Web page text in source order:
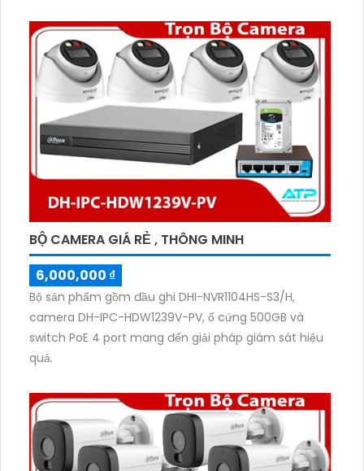
BỘ CAMERA GIÁ RẺ , THÔNG MINH
6,000,000 ₫
Bộ sản phẩm gồm đầu ghi DHI-NVR1104HS-S3/H,
camera DH-IPC-HDW1239V-PV, ổ cứng 500GB và
switch PoE 4 port mang đến giải pháp giám sát hiệu
quả.